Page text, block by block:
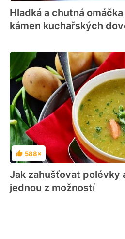
Hladká a chutná
kámen kuchařských
Hodnocení
588×
Jak zahušťovat polévky
jednou z možností